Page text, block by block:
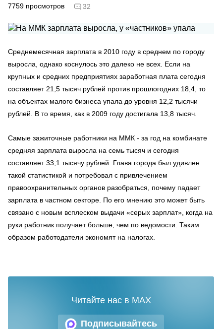
7759 просмотров 32
Среднемесячная зарплата в 2010 году в среднем по городу
выросла, однако коснулось это далеко не всех. Если на
крупных и средних предприятиях заработная плата сегодня
составляет 21,5 тысяч рублей против прошлогодних 18,4, то
на объектах малого бизнеса упала до уровня 12,2 тысячи
рублей. В то время, как в 2009 году достигала 13,8 тысяч.
Самые зажиточные работники на ММК - за год на комбинате
средняя зарплата выросла на семь тысяч и сегодня
составляет 33,1 тысячу рублей. Глава города был удивлен
такой статистикой и потребовал с привлечением
правоохранительных органов разобраться, почему падает
зарплата в частном секторе. По его мнению это может быть
связано с новым всплеском выдачи «серых зарплат», когда на
руки работник получает больше, чем по ведомости. Таким
образом работодатели экономят на налогах.
Подписывайтесь
Читайте нас в MAX